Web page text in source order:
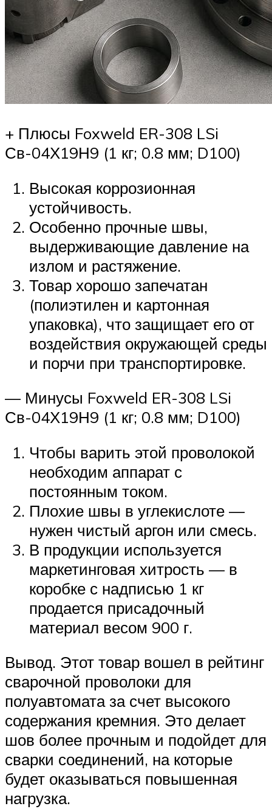
+ Плюсы Foxweld ER-308 LSi
Св-04Х19Н9 (1 кг; 0.8 мм; D100)
Высокая коррозионная
устойчивость.
Особенно прочные швы,
выдерживающие давление на
излом и растяжение.
Товар хорошо запечатан
(полиэтилен и картонная
упаковка), что защищает его от
воздействия окружающей среды
и порчи при транспортировке.
— Минусы Foxweld ER-308 LSi
Св-04Х19Н9 (1 кг; 0.8 мм; D100)
Чтобы варить этой проволокой
необходим аппарат с
постоянным током.
Плохие швы в углекислоте —
нужен чистый аргон или смесь.
В продукции используется
маркетинговая хитрость — в
коробке с надписью 1 кг
продается присадочный
материал весом 900 г.
Вывод. Этот товар вошел в рейтинг
сварочной проволоки для
полуавтомата за счет высокого
содержания кремния. Это делает
шов более прочным и подойдет для
сварки соединений, на которые
будет оказываться повышенная
нагрузка.